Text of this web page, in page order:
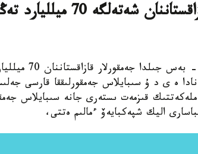
شپەكبايەۆ
استانا.
ە ى د ۇ سىبايلاس جەمقورلىققا قارسى
قىزمەت ىستەرى جانە سىبايلاس
اليك شپەكبايەۆ ءمالىم ەتتى،